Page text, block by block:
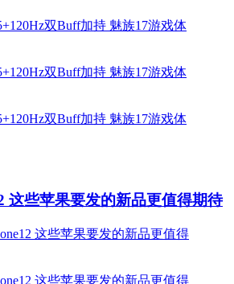
这些苹果要发的新品更值得期待